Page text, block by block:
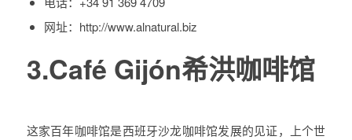
网址： http://www.alnatural.biz
3.Café Gijón希洪咖啡馆
这家百年咖啡馆是西班牙沙龙咖啡馆发展的见证，上个世